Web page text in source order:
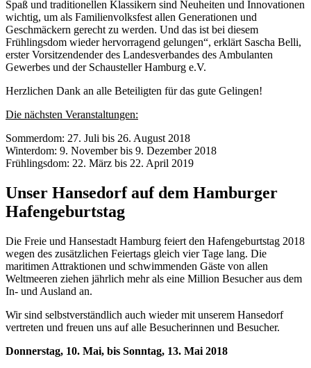
Spaß und traditionellen Klassikern sind Neuheiten und Innovationen
wichtig, um als Familienvolksfest allen Generationen und
Geschmäckern gerecht zu werden. Und das ist bei diesem
Frühlingsdom wieder hervorragend gelungen“, erklärt Sascha Belli,
erster Vorsitzendender des Landesverbandes des Ambulanten
Gewerbes und der Schausteller Hamburg e.V.
Herzlichen Dank an alle Beteiligten für das gute Gelingen!
Die nächsten Veranstaltungen:
Sommerdom: 27. Juli bis 26. August 2018
Winterdom: 9. November bis 9. Dezember 2018
Frühlingsdom: 22. März bis 22. April 2019
Unser Hansedorf auf dem Hamburger
Hafengeburtstag
Die Freie und Hansestadt Hamburg feiert den Hafengeburtstag 2018
wegen des zusätzlichen Feiertags gleich vier Tage lang. Die
maritimen Attraktionen und schwimmenden Gäste von allen
Weltmeeren ziehen jährlich mehr als eine Million Besucher aus dem
In- und Ausland an.
Wir sind selbstverständlich auch wieder mit unserem Hansedorf
vertreten und freuen uns auf alle Besucherinnen und Besucher.
Donnerstag, 10. Mai, bis Sonntag, 13. Mai 2018